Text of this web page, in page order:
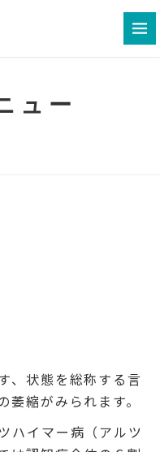
ュー
、状態を総称する言
縮がみられます。
ハイマー病（アルツ